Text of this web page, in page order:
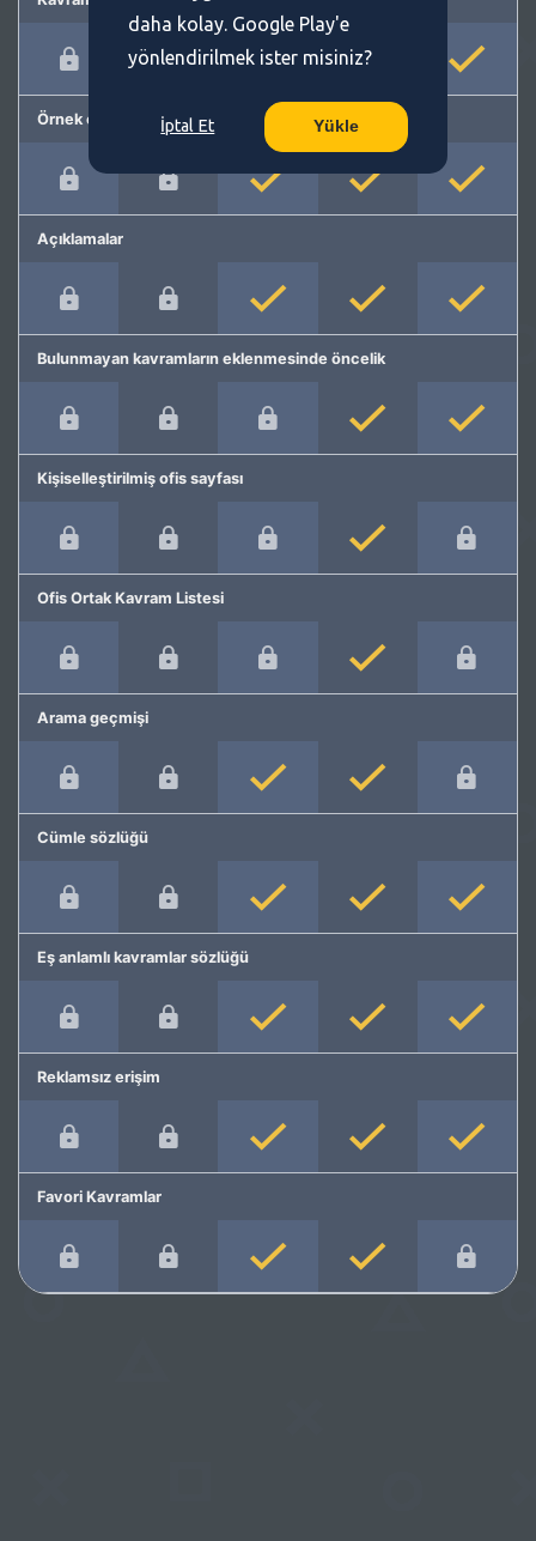
Örnek cümleler
Açıklamalar
Bulunmayan kavramların eklenmesinde öncelik
Kişiselleştirilmiş ofis sayfası
Ofis Ortak Kavram Listesi
Arama geçmişi
Cümle sözlüğü
Eş anlamlı kavramlar sözlüğü
Reklamsız erişim
Favori Kavramlar
daha kolay. Google Play'e
yönlendirilmek ister misiniz?
İptal Et Yükle